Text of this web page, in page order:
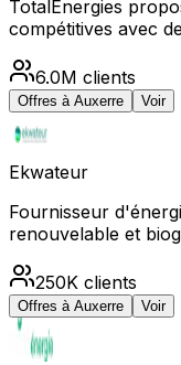
TotalEnergies
compétitives avec
6.0M clients
Offres à Auxerre Voir
Ekwateur
Fournisseur
renouvelable et
250K clients
Offres à Auxerre Voir